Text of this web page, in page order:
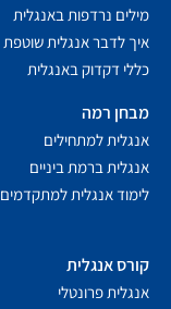
קורס אנגלית
אנגלית פרונטלי
מבחן רמה
אנגלית למתחילים
אנגלית ברמת ביניים
לימוד אנגלית למתקדמים
מילים נרדפות באנגלית
איך לדבר אנגלית שוטפת
כללי דקדוק באנגלית